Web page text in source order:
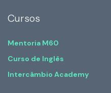
Cursos
Mentoria M60
Curso de Inglês
Intercâmbio Academy